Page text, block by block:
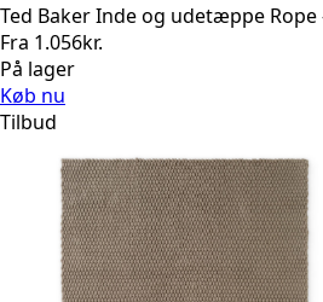
Ted Baker Inde og udetæppe Rope
Fra 1.056kr.
På lager
Køb nu
Tilbud